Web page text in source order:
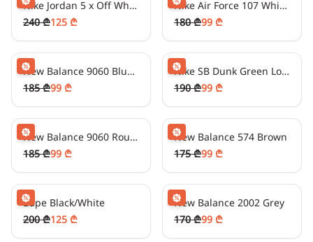
Nike Jordan 5 x Off White Gray
240 ₾125 ₾
Nike Air Force 107 White/Black
180 ₾99 ₾
24₾/თვეში -50%
New Balance 9060 Blue Haze
185 ₾99 ₾
24₾/თვეში -50%
Nike SB Dunk Green Lobster
190 ₾99 ₾
24₾/თვეში -50%
New Balance 9060 Rouge Pink
185 ₾99 ₾
24₾/თვეში -40%
New Balance 574 Brown
175 ₾99 ₾
31₾/თვეში -40%
Bape Black/White
200 ₾125 ₾
24₾/თვეში -40%
New Balance 2002 Grey
170 ₾99 ₾
24₾/თვეში -50% 31₾/თვეში -50%